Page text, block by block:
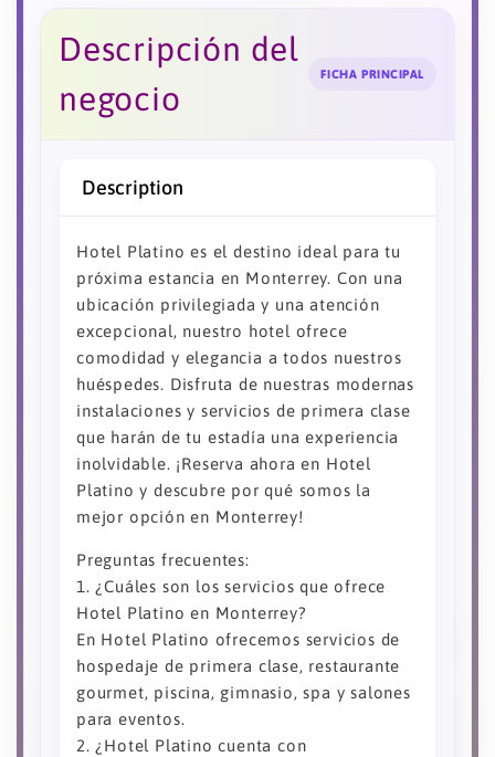
Descripción del
negocio
FICHA PRINCIPAL
Description
Hotel Platino es el destino ideal para tu
próxima estancia en Monterrey. Con una
ubicación privilegiada y una atención
excepcional, nuestro hotel ofrece
comodidad y elegancia a todos nuestros
huéspedes. Disfruta de nuestras modernas
instalaciones y servicios de primera clase
que harán de tu estadía una experiencia
inolvidable. ¡Reserva ahora en Hotel
Platino y descubre por qué somos la
mejor opción en Monterrey!
Preguntas frecuentes:
1. ¿Cuáles son los servicios que ofrece
Hotel Platino en Monterrey?
En Hotel Platino ofrecemos servicios de
hospedaje de primera clase, restaurante
gourmet, piscina, gimnasio, spa y salones
para eventos.
2. ¿Hotel Platino cuenta con